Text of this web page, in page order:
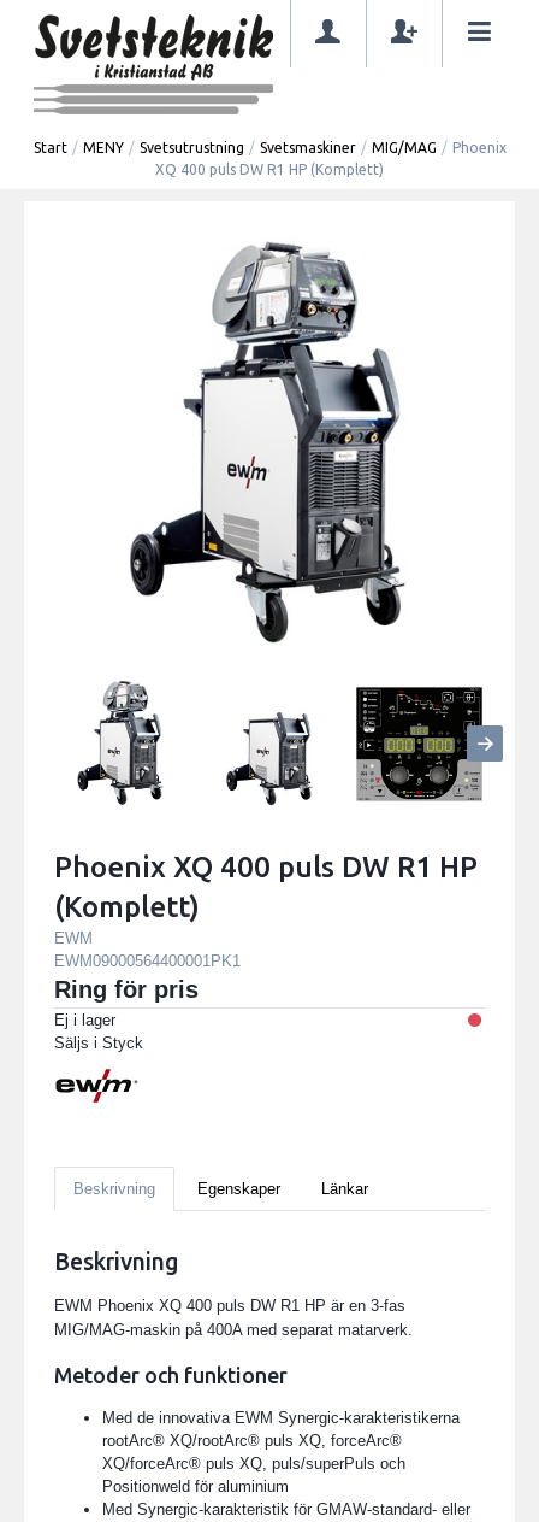
Start / MENY / Svetsutrustning / Svetsmaskiner / MIG/MAG / Phoenix
XQ 400 puls DW R1 HP (Komplett)
Phoenix XQ 400 puls DW R1 HP
(Komplett)
EWM
EWM09000564400001PK1
Ring för pris
Ej i lager
Säljs i Styck
Beskrivning Egenskaper Länkar
Beskrivning
EWM Phoenix XQ 400 puls DW R1 HP är en 3-fas
MIG/MAG-maskin på 400A med separat matarverk.
Metoder och funktioner
Med de innovativa EWM Synergic-karakteristikerna
rootArc® XQ/rootArc® puls XQ, forceArc®
XQ/forceArc® puls XQ, puls/superPuls och
Positionweld för aluminium
Med Synergic-karakteristik för GMAW-standard- eller